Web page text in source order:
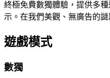
終極免費數獨體驗，提供多
示。在我們美觀、無廣告的
遊戲模式
數獨